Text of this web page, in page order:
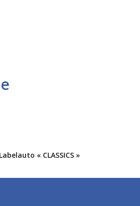
Labelauto « CLASSICS »